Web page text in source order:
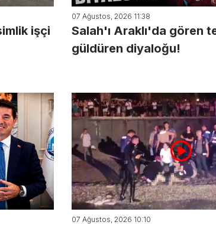
işçi
07 Ağustos, 2026 11:38
Salah'ı Araklı'da gören
güldüren diyaloğu!
07 Ağustos, 2026 10:10